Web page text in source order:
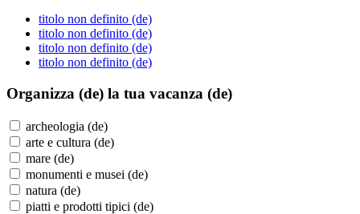
titolo non definito (de)
titolo non definito (de)
titolo non definito (de)
titolo non definito (de)
Organizza (de) la tua vacanza (de)
archeologia (de)
arte e cultura (de)
mare (de)
monumenti e musei (de)
natura (de)
piatti e prodotti tipici (de)